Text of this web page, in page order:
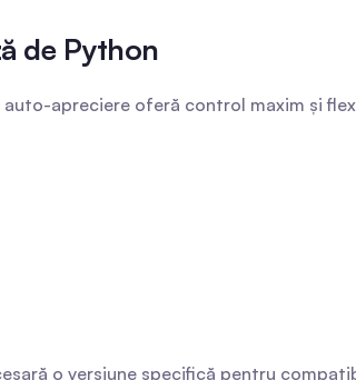
de Python
apreciere oferă control maxim și
o versiune specifică pentru